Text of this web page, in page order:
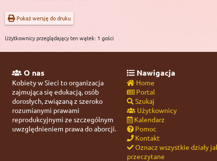
Pokaż wersję do druku
Użytkownicy przeglądający ten wątek: 1 gości
O nas
Kobiety w Sieci to organizacja
zajmująca się edukacją, osób
dorosłych, związaną z szeroko
rozumianymi prawami
reprodukcyjnymi ze szczególnym
uwzględnieniem prawa do aborcji.
Nawigacja
Home
Portal
Szukaj
Użytkownicy
Kalendarz
Pomoc
Kontakt
Oznacz wszystkie działy
przeczytane